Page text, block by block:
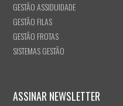
GESTÃO ASSIDUIDADE
GESTÃO FILAS
GESTÃO FROTAS
SISTEMAS GESTÃO
ASSINAR NEWSLETTER